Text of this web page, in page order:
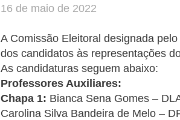
16 de maio de 2022
A Comissão Eleitoral designada
dos candidatos às representações
As candidaturas seguem abaixo:
Professores Auxiliares:
Chapa 1: Bianca Sena Gomes –
Carolina Silva Bandeira de Melo –